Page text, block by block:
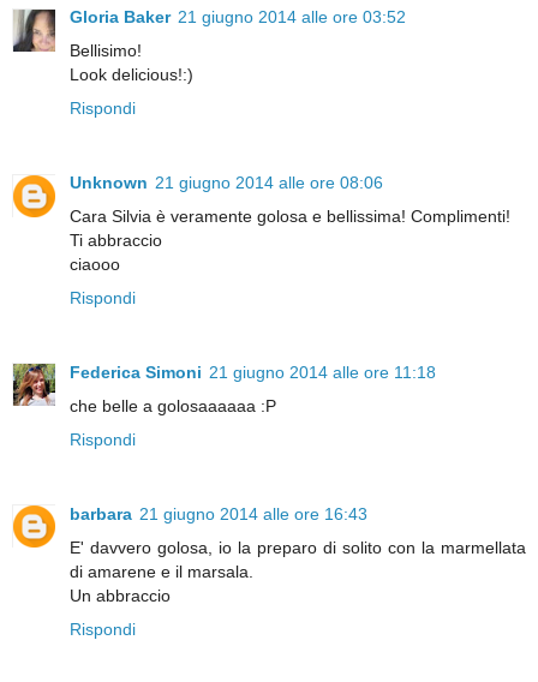
Gloria Baker 21 giugno 2014 alle ore 03:52
Bellisimo!
Look delicious!:)
Rispondi
Unknown 21 giugno 2014 alle ore 08:06
Cara Silvia è veramente golosa e bellissima! Complimenti!
Ti abbraccio
ciaooo
Rispondi
Federica Simoni 21 giugno 2014 alle ore 11:18
che belle a golosaaaaaa :P
Rispondi
barbara 21 giugno 2014 alle ore 16:43
E' davvero golosa, io la preparo di solito con la marmellata
di amarene e il marsala.
Un abbraccio
Rispondi